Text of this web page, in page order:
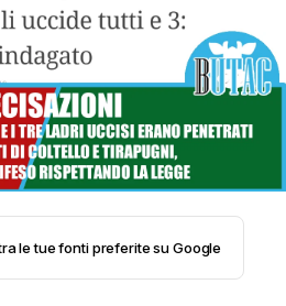
URBANE ED
le tue fonti preferite su Google